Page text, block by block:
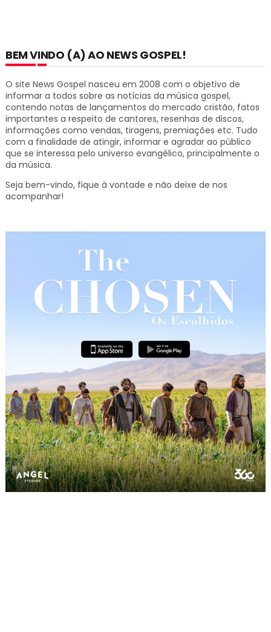
BEM VINDO (A) AO NEWS GOSPEL!
O site News Gospel nasceu em 2008 com o objetivo de
informar a todos sobre as notícias da música gospel,
contendo notas de lançamentos do mercado cristão, fatos
importantes a respeito de cantores, resenhas de discos,
informações como vendas, tiragens, premiações etc. Tudo
com a finalidade de atingir, informar e agradar ao público
que se interessa pelo universo evangélico, principalmente o
da música.
Seja bem-vindo, fique à vontade e não deixe de nos
acompanhar!